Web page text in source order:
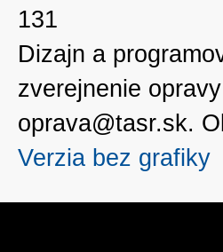
131
Dizajn a
zverejnenie
oprava@tasr.sk.
Verzia bez grafiky